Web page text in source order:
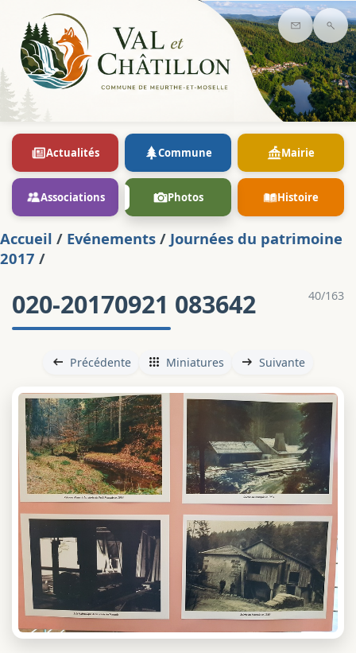
Contact
Actualités Commune Mairie
Associations Photos Histoire
Accueil / Evénements / Journées du patrimoine
2017 /
40/163
020-20170921 083642
Précédente Miniatures Suivante